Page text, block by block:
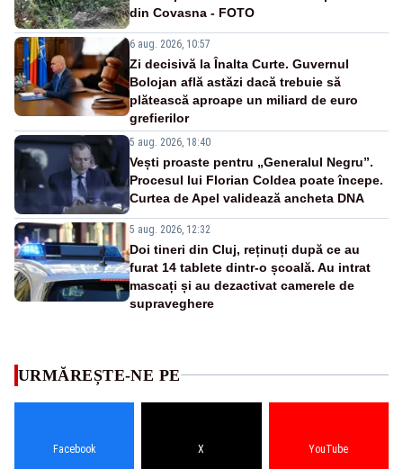
din Covasna - FOTO
6 aug. 2026, 10:57
Zi decisivă la Înalta Curte. Guvernul
Bolojan află astăzi dacă trebuie să
plătească aproape un miliard de euro
grefierilor
5 aug. 2026, 18:40
Vești proaste pentru „Generalul Negru”.
Procesul lui Florian Coldea poate începe.
Curtea de Apel validează ancheta DNA
5 aug. 2026, 12:32
Doi tineri din Cluj, reținuți după ce au
furat 14 tablete dintr-o școală. Au intrat
mascați și au dezactivat camerele de
supraveghere
URMĂREȘTE-NE PE
Facebook X YouTube